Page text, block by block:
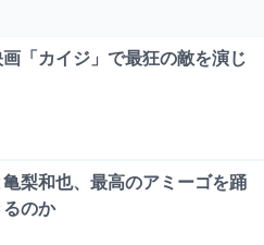
「カイジ」で最狂の敵を演じ
梨和也、最高のアミーゴを踊
のか